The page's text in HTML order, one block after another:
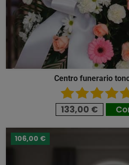
Centro funerario
133,00 €
106,00 €